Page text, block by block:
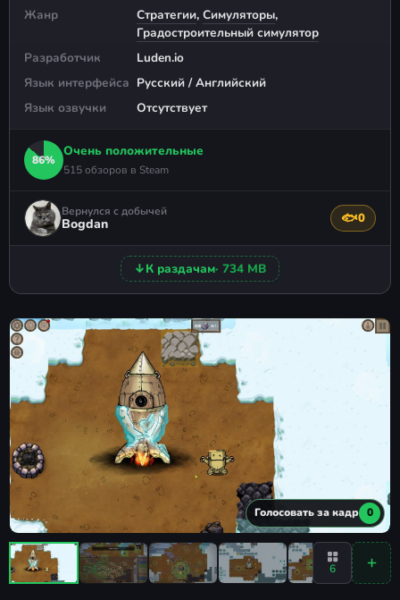
Жанр
Стратегии, Симуляторы,
Градостроительный симулятор
Разработчик
Luden.io
Язык интерфейса Русский / Английский
Язык озвучки
Отсутствует
86%
Очень положительные
515 обзоров в Steam
Вернулся с добычей
Bogdan 🐟0
↓К раздачам· 734 MB
Голосовать за кадр 0
6